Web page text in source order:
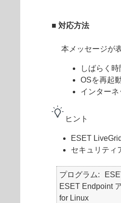
■ 対応方法
本メッセージが
しばらく
OSを再起
インターネ
ヒント
ESET
セキュリティ
プログラム
ESET Endpoint
for Linux